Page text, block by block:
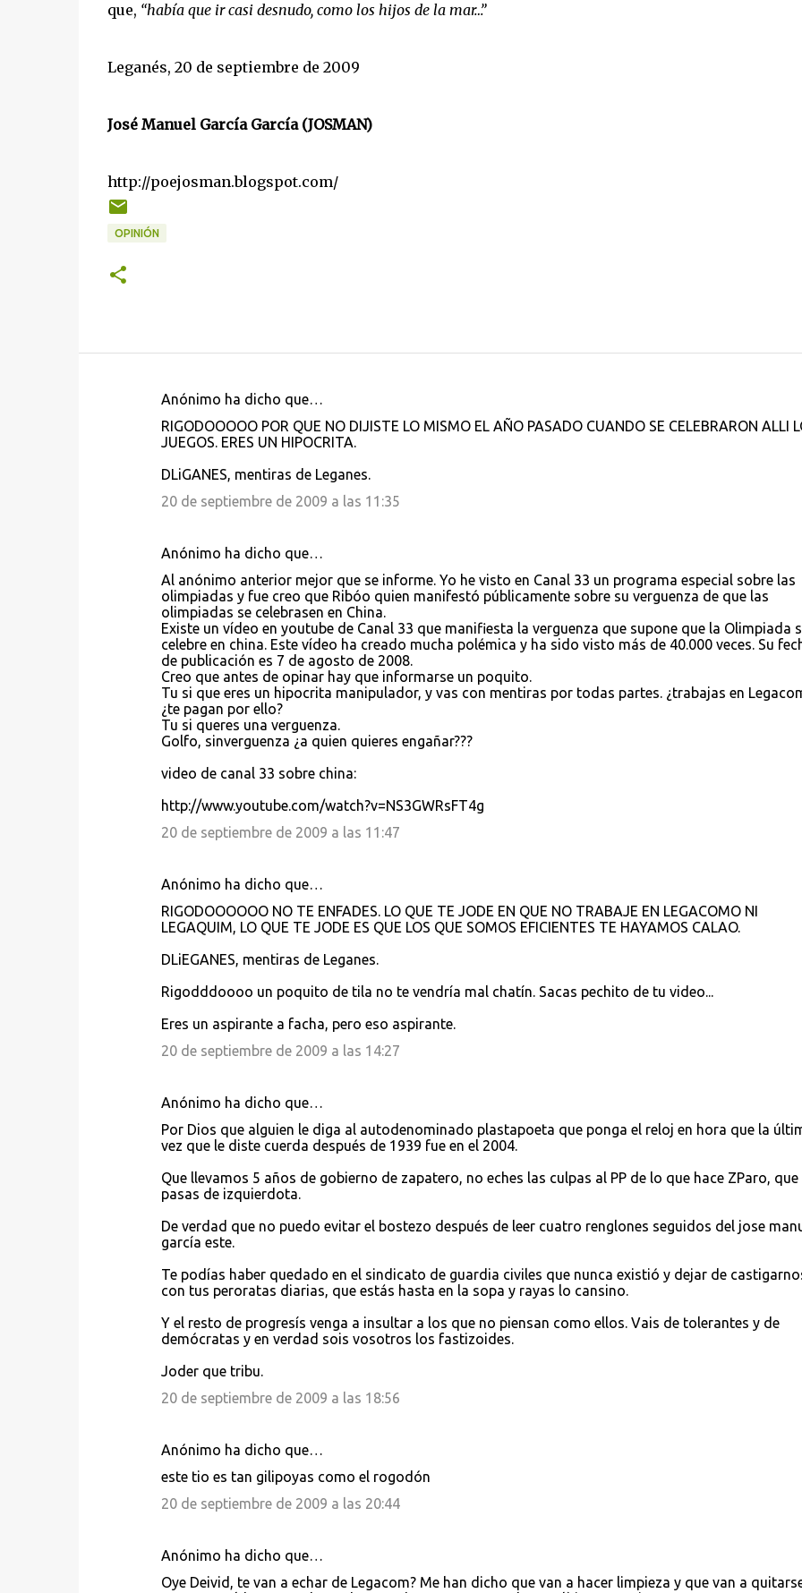
que, “había que ir casi desnudo, como los hijos de la mar…”
Leganés, 20 de septiembre de 2009
José Manuel García García (JOSMAN)
http://poejosman.blogspot.com/
OPINIÓN
Anónimo ha dicho que…
RIGODOOOOO POR QUE NO DIJISTE LO MISMO EL AÑO PASADO CUANDO SE CELEBRARON ALLI
JUEGOS. ERES UN HIPOCRITA.
DLiGANES, mentiras de Leganes.
20 de septiembre de 2009 a las 11:35
Anónimo ha dicho que…
Al anónimo anterior mejor que se informe. Yo he visto en Canal 33 un programa especial sobre las
olimpiadas y fue creo que Ribóo quien manifestó públicamente sobre su verguenza de que las
olimpiadas se celebrasen en China.
Existe un vídeo en youtube de Canal 33 que manifiesta la verguenza que supone que la Olimpiada
celebre en china. Este vídeo ha creado mucha polémica y ha sido visto más de 40.000 veces. Su
de publicación es 7 de agosto de 2008.
Creo que antes de opinar hay que informarse un poquito.
Tu si que eres un hipocrita manipulador, y vas con mentiras por todas partes. ¿trabajas en
¿te pagan por ello?
Tu si queres una verguenza.
Golfo, sinverguenza ¿a quien quieres engañar???
video de canal 33 sobre china:
http://www.youtube.com/watch?v=NS3GWRsFT4g
20 de septiembre de 2009 a las 11:47
Anónimo ha dicho que…
RIGODOOOOOO NO TE ENFADES. LO QUE TE JODE EN QUE NO TRABAJE EN LEGACOMO NI
LEGAQUIM, LO QUE TE JODE ES QUE LOS QUE SOMOS EFICIENTES TE HAYAMOS CALAO.
DLiEGANES, mentiras de Leganes.
Rigodddoooo un poquito de tila no te vendría mal chatín. Sacas pechito de tu video...
Eres un aspirante a facha, pero eso aspirante.
20 de septiembre de 2009 a las 14:27
Anónimo ha dicho que…
Por Dios que alguien le diga al autodenominado plastapoeta que ponga el reloj en hora que la
vez que le diste cuerda después de 1939 fue en el 2004.
Que llevamos 5 años de gobierno de zapatero, no eches las culpas al PP de lo que hace ZParo, que
pasas de izquierdota.
De verdad que no puedo evitar el bostezo después de leer cuatro renglones seguidos del jose
garcía este.
Te podías haber quedado en el sindicato de guardia civiles que nunca existió y dejar de
con tus peroratas diarias, que estás hasta en la sopa y rayas lo cansino.
Y el resto de progresís venga a insultar a los que no piensan como ellos. Vais de tolerantes y de
demócratas y en verdad sois vosotros los fastizoides.
Joder que tribu.
20 de septiembre de 2009 a las 18:56
Anónimo ha dicho que…
este tio es tan gilipoyas como el rogodón
20 de septiembre de 2009 a las 20:44
Anónimo ha dicho que…
Oye Deivid, te van a echar de Legacom? Me han dicho que van a hacer limpieza y que van a